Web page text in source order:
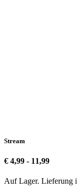
Stream
€ 4,99 - 11,99
Auf Lager. Lieferung